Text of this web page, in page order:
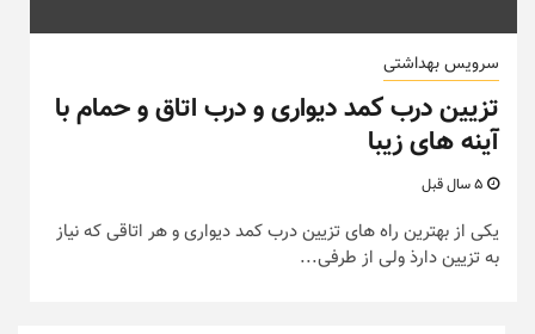
سرویس بهداشتی
تزیین درب کمد دیواری و درب اتاق و حمام با
آینه های زیبا
یکی از بهترین راه های تزیین درب کمد دیواری و هر اتاقی که نیاز
به تزیین دارذ ولی از طرفی...